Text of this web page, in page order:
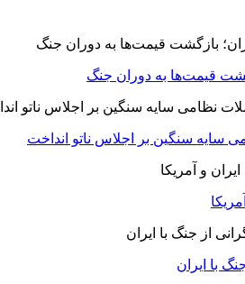
قیمت‌ها به دوران جنگ
سایه سنگین بر اجلاس ناتو انداخت
با ایران